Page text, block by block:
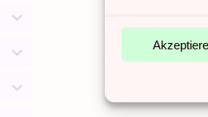
SPRACHE